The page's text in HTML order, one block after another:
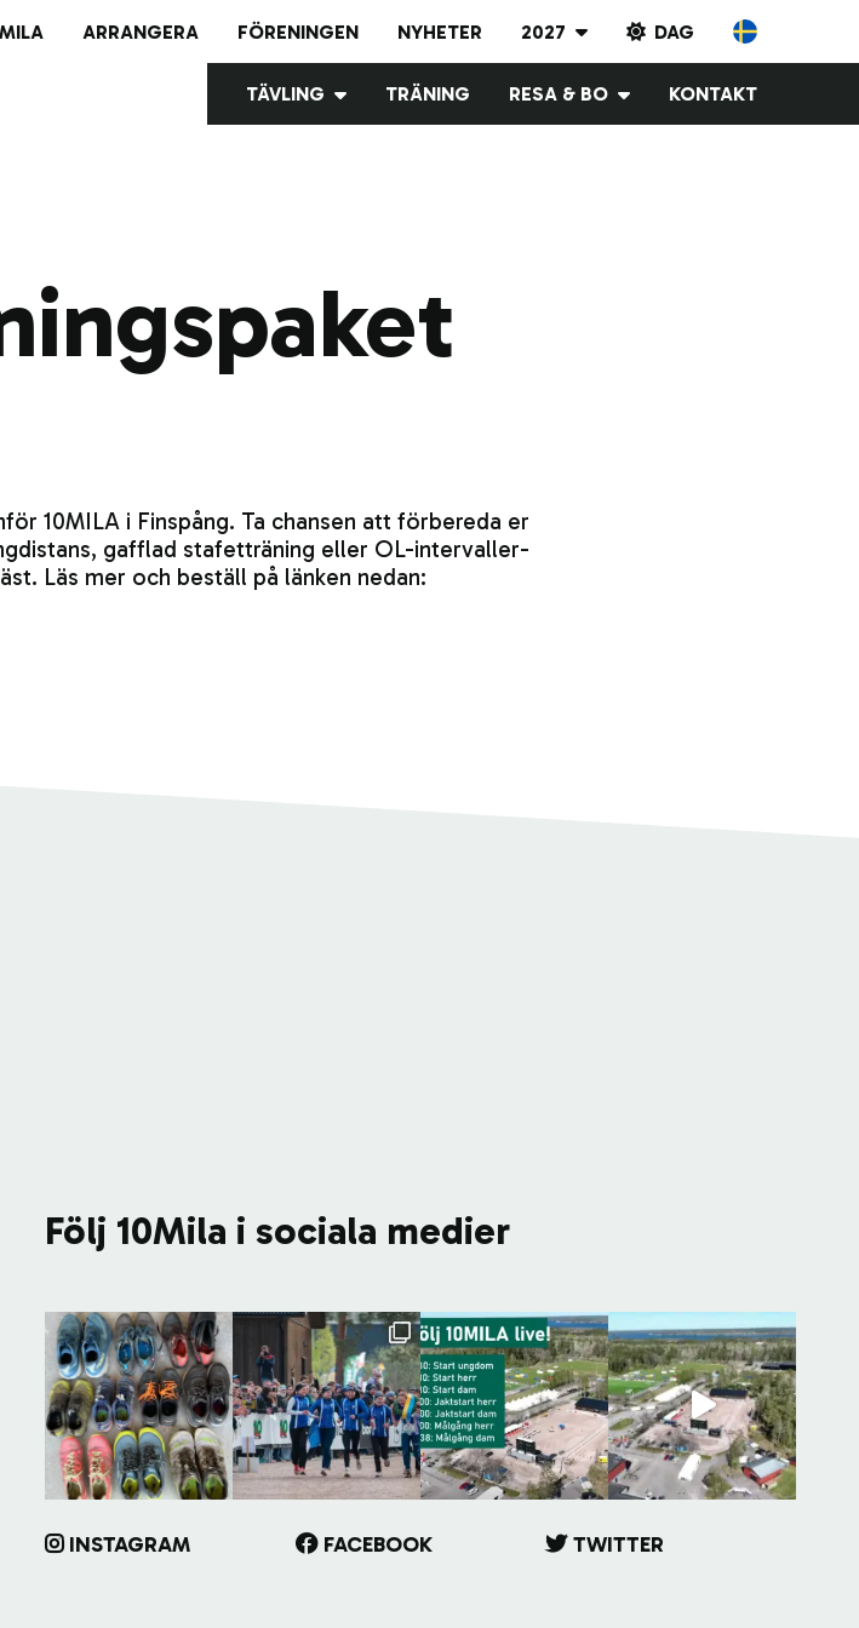
ARRANGERA FÖRENINGEN NYHETER
2027
Resultatarkiv
2023
DAG
TÄVLING
Avlysning
TRÄNING
RESA & BO
Logi
KONTAKT
10MILA i Finspång. Ta chansen att förbereda er
gafflad stafetträning eller OL-intervaller-
Läs mer och beställ på länken nedan:
Följ 10Mila i sociala medier
INSTAGRAM FACEBOOK TWITTER